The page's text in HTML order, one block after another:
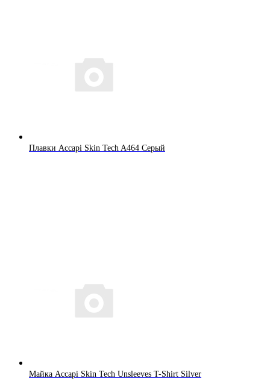
Плавки Accapi Skin Tech A464 Серый
Майка Accapi Skin Tech Unsleeves T-Shirt Silver